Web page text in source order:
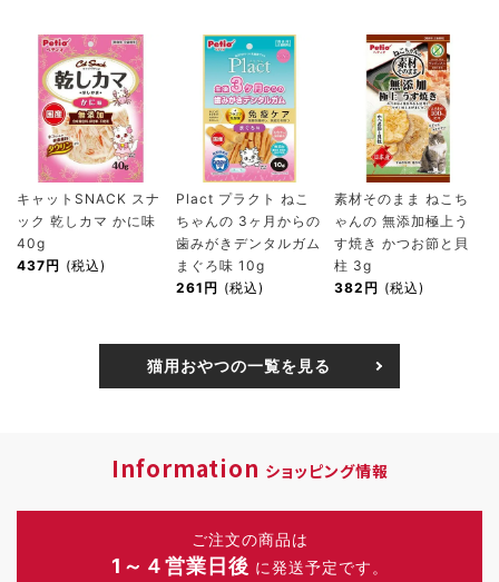
キャットSNACK スナ
ック 乾しカマ かに味
40g
437円 (税込)
Plact プラクト ねこ
ちゃんの 3ヶ月からの
歯みがきデンタルガム
まぐろ味 10g
261円 (税込)
素材そのまま ねこち
ゃんの 無添加極上う
す焼き かつお節と貝
柱 3g
382円 (税込)
猫用おやつの一覧を見る
Information ショッピング情報
ご注文の商品は
1～４営業日後 に発送予定です。